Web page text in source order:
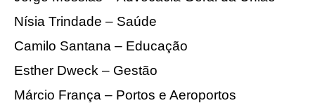
Nísia Trindade – Saúde
Camilo Santana – Educação
Esther Dweck – Gestão
Márcio França – Portos e Aeroportos